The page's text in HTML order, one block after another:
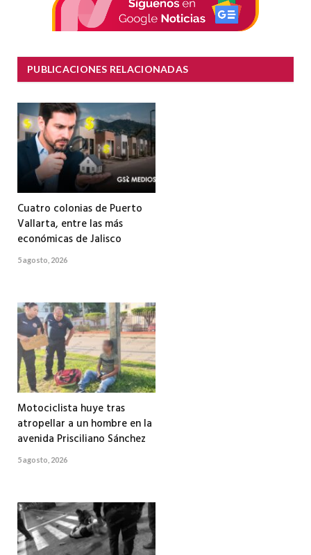
PUBLICACIONES RELACIONADAS
Cuatro colonias de Puerto
Vallarta, entre las más
económicas de Jalisco
5 agosto, 2026
Motociclista huye tras
atropellar a un hombre en la
avenida Prisciliano Sánchez
5 agosto, 2026